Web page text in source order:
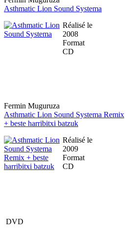
Asthmatic Lion Sound Systema
Réalisé le
2008
Format
CD
Fermin Muguruza
Asthmatic Lion Sound Systema Remix
+ beste harribitxi batzuk
Réalisé le
2009
Format
CD
DVD